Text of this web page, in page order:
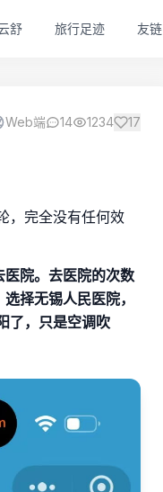
舒 旅行足迹 友链
Web端 14 1234 17
，完全没有任何效
院。去医院的次数
择无锡人民医院，
了，只是空调吹